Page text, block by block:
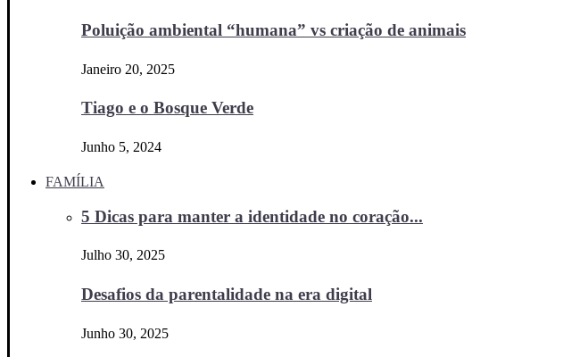
Poluição ambiental “humana” vs criação de animais
Janeiro 20, 2025
Tiago e o Bosque Verde
Junho 5, 2024
FAMÍLIA
5 Dicas para manter a identidade no coração...
Julho 30, 2025
Desafios da parentalidade na era digital
Junho 30, 2025